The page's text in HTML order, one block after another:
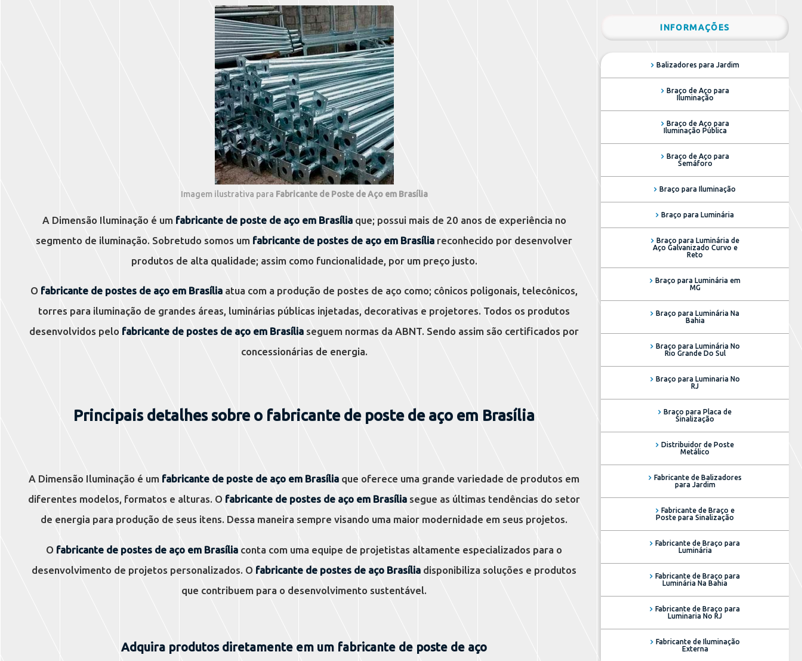
Imagem ilustrativa para Fabricante de Poste de Aço em Brasília
A Dimensão Iluminação é um fabricante de poste de aço em Brasíliaque; possui mais de 20 anos de experiência no
segmento de iluminação. Sobretudo somos um fabricante de postes de aço em Brasília reconhecido por desenvolver
produtos de alta qualidade; assim como funcionalidade, por um preço justo.
O fabricante de postes de aço em Brasília atua com a produção de postes de aço como; cônicos poligonais, telecônicos,
torres para iluminação de grandes áreas, luminárias públicas injetadas, decorativas e projetores. Todos os produtos
desenvolvidos pelo fabricante de postes de aço em Brasília seguem normas da ABNT. Sendo assim são certificados por
concessionárias de energia.
Principais detalhes sobre o fabricante de poste de aço em Brasília
A Dimensão Iluminação é um fabricante de poste de aço em Brasília que oferece uma grande variedade de produtos em
diferentes modelos, formatos e alturas. O fabricante de postes de aço em Brasília segue as últimas tendências do setor
de energia para produção de seus itens. Dessa maneira sempre visando uma maior modernidade em seus projetos.
O fabricante de postes de aço em Brasília conta com uma equipe de projetistas altamente especializados para o
desenvolvimento de projetos personalizados. O fabricante de postes de aço Brasília disponibiliza soluções e produtos
que contribuem para o desenvolvimento sustentável.
Adquira produtos diretamente em um fabricante de poste de aço
INFORMAÇÕES
Balizadores para Jardim
Braço de Aço para
Iluminação
Braço de Aço para
Iluminação Pública
Braço de Aço para
Semáforo
Braço para Iluminação
Braço para Luminária
Braço para Luminária de
Aço Galvanizado Curvo e
Reto
Braço para Luminária em
MG
Braço para Luminária Na
Bahia
Braço para Luminária No
Rio Grande Do Sul
Braço para Luminaria No
RJ
Braço para Placa de
Sinalização
Distribuidor de Poste
Metálico
Fabricante de Balizadores
para Jardim
Fabricante de Braço e
Poste para Sinalização
Fabricante de Braço para
Luminária
Fabricante de Braço para
Luminária Na Bahia
Fabricante de Braço para
Luminaria No RJ
Fabricante de Iluminação
Externa